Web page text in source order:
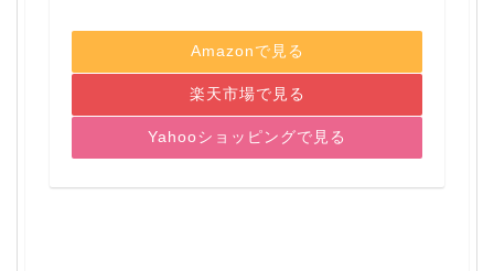
Amazonで見る
楽天市場で見る
Yahooショッピングで見る